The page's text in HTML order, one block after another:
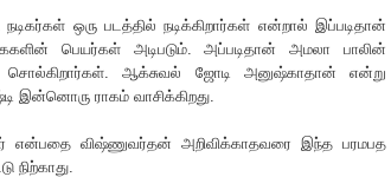
ஒரு படத்தில் நடிக்கிறார்கள் என்றால் இப்படிதான்
பெயர்கள் அடிபடும். அப்படிதான் அமலா பாலின்
சொல்கிறார்கள். ஆக்சுவல் ஜோடி அனுஷ்காதான் என்று
இன்னொரு ராகம் வாசிக்கிறது.
என்பதை விஷ்ணுவர்தன் அறிவிக்காதவரை இந்த பரமபத
நிற்காது.